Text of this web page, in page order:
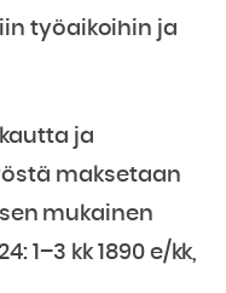
työaikoihin ja
ja
maksetaan
mukainen
1–3 kk 1890 e/kk,